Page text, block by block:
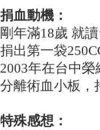
捐血動機：
剛年滿18歲 就
捐出第一袋
2003年在台中
分離術血小板，
特殊感想：